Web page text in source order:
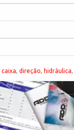
caixa, direção, hidráulica,